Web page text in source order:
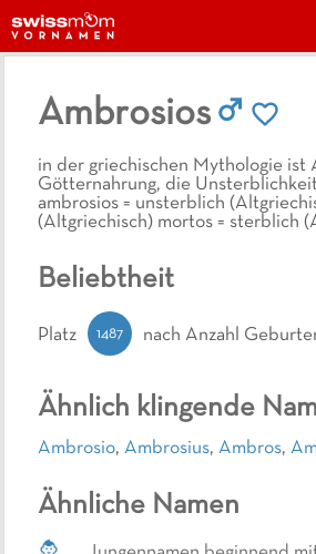
Ambrosios
in der griechischen Mythologie ist
Götternahrung, die
ambrosios = unsterblich
(Altgriechisch) mortos = sterblich
Ähnlich klingende
Ambrosio, Ambrosius, Ambros,
Ähnliche Namen
Beliebtheit
Platz 1487 nach Anzahl